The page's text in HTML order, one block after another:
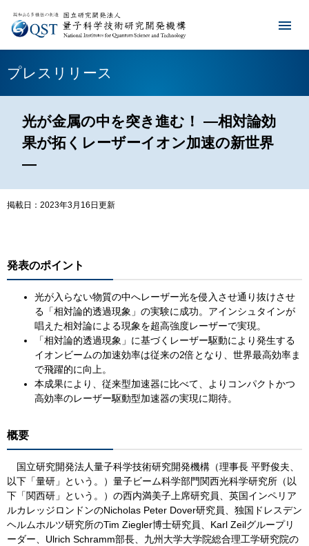
プレスリリース
光が金属の中を突き進む！ ―相対論効
果が拓くレーザーイオン加速の新世界
―
掲載日：2023年3月16日更新
発表のポイント
光が入らない物質の中へレーザー光を侵入させ通り抜けさせ
る「相対論的透過現象」の実験に成功。アインシュタインが
唱えた相対論による現象を超高強度レーザーで実現。
「相対論的透過現象」に基づくレーザー駆動により発生する
イオンビームの加速効率は従来の2倍となり、世界最高効率ま
で飛躍的に向上。
本成果により、従来型加速器に比べて、よりコンパクトかつ
高効率のレーザー駆動型加速器の実現に期待。
概要
国立研究開発法人量子科学技術研究開発機構（理事長 平野俊夫、
以下「量研」という。）量子ビーム科学部門関西光科学研究所（以
下「関西研」という。）の西内満美子上席研究員、英国インペリア
ルカレッジロンドンのNicholas Peter Dover研究員、独国ドレスデン
ヘルムホルツ研究所のTim Ziegler博士研究員、Karl Zeilグループリ
ーダー、Ulrich Schramm部長、九州大学大学院総合理工学研究院の